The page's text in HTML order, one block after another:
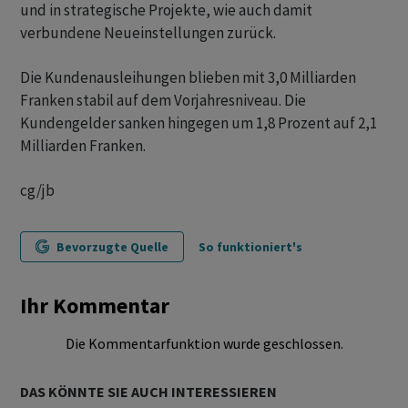
und in strategische Projekte, wie auch damit
verbundene Neueinstellungen zurück.
Die Kundenausleihungen blieben mit 3,0 Milliarden
Franken stabil auf dem Vorjahresniveau. Die
Kundengelder sanken hingegen um 1,8 Prozent auf 2,1
Milliarden Franken.
cg/jb
Bevorzugte Quelle So funktioniert's
Ihr Kommentar
Die Kommentarfunktion wurde geschlossen.
DAS KÖNNTE SIE AUCH INTERESSIEREN